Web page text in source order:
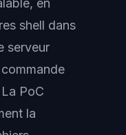
en
shell dans
serveur
PoC
la